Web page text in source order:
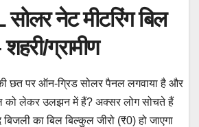
नेट मीटरिंग बिल
ग्रामीण
छत पर ऑन-ग्रिड सोलर पैनल लगवाया है और
को लेकर उलझन में हैं? अक्सर लोग सोचते हैं
का बिल बिल्कुल जीरो (₹0) हो जाएगा